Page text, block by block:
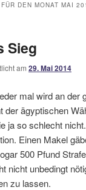
DEN MONAT MAI
Sieg
am 29. Mai 2014
mal wird an der
der ägyptischen
ja so schlecht
Einen Makel
500 Pfund
nicht unbedingt
zu lassen.